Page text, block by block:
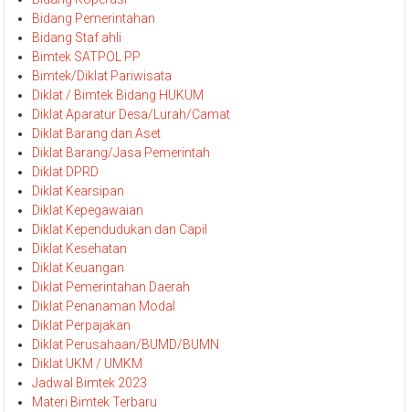
Bidang Pemerintahan
Bidang Staf ahli
Bimtek SATPOL PP
Bimtek/Diklat Pariwisata
Diklat / Bimtek Bidang HUKUM
Diklat Aparatur Desa/Lurah/Camat
Diklat Barang dan Aset
Diklat Barang/Jasa Pemerintah
Diklat DPRD
Diklat Kearsipan
Diklat Kepegawaian
Diklat Kependudukan dan Capil
Diklat Kesehatan
Diklat Keuangan
Diklat Pemerintahan Daerah
Diklat Penanaman Modal
Diklat Perpajakan
Diklat Perusahaan/BUMD/BUMN
Diklat UKM / UMKM
Jadwal Bimtek 2023
Materi Bimtek Terbaru